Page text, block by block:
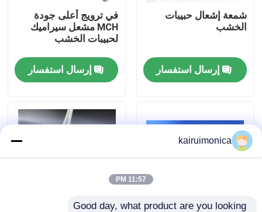
معلومات عنا
جولة في المعمل
اتصل بنا
اطلب اقتباس
شمعة إشعال حبيبات
الخشب
إرسال استفسار
في ترويج أعلى جودة
MCH مشعل سيراميك
لحبيبات الخشب
إرسال استفسار
kairuimonica
11:57 PM
Good day, what product are you looking